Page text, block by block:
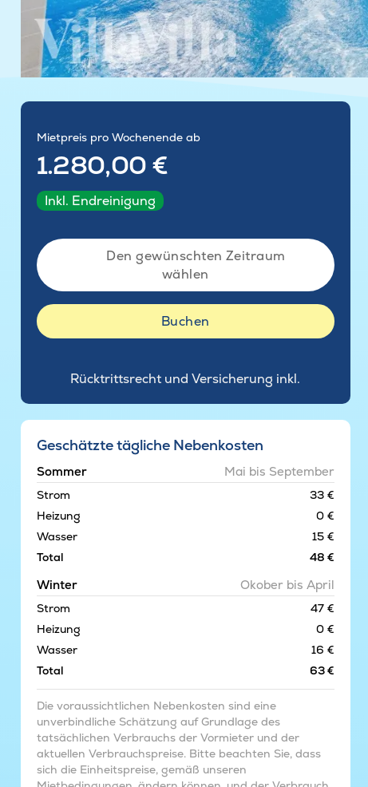
Mietpreis pro Wochenende ab
1.280,00 €
Inkl. Endreinigung
Den gewünschten Zeitraum
wählen
Buchen
Rücktrittsrecht und Versicherung inkl.
Geschätzte tägliche Nebenkosten
Sommer Mai bis September
Strom
33 €
Heizung
0 €
Wasser
15 €
Total
48 €
Winter Okober bis April
Strom
47 €
Heizung
0 €
Wasser
16 €
Total
63 €
Die voraussichtlichen Nebenkosten sind eine
unverbindliche Schätzung auf Grundlage des
tatsächlichen Verbrauchs der Vormieter und der
aktuellen Verbrauchspreise. Bitte beachten Sie, dass
sich die Einheitspreise, gemäß unseren